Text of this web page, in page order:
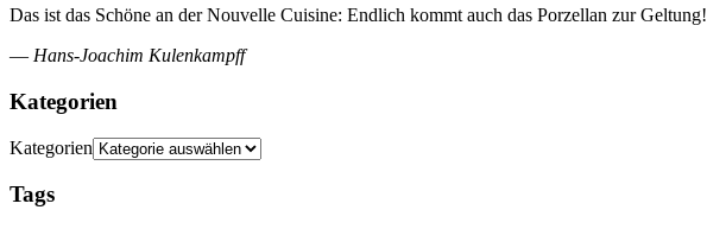
Das ist das Schöne an der Nouvelle Cuisine: Endlich kommt auch das Porzellan zur Geltung!
— Hans-Joachim Kulenkampff
Kategorien
Kategorien
Tags